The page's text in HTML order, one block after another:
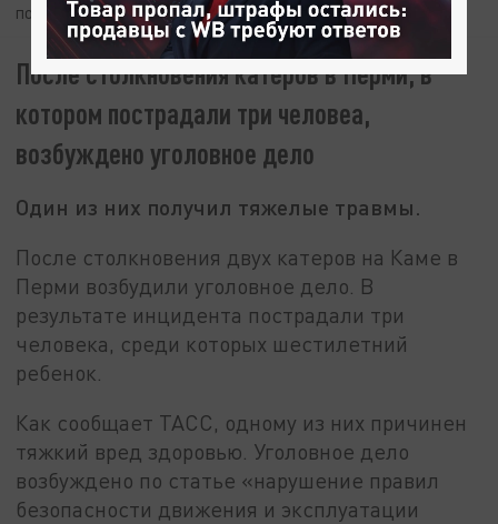
ПОДПИШИТЕСЬ:
После столкновения катеров в Перми, в
котором пострадали три человеа,
возбуждено уголовное дело
Один из них получил тяжелые травмы.
После столкновения двух катеров на Каме в
Перми возбудили уголовное дело. В
результате инцидента пострадали три
человека, среди которых шестилетний
ребенок.
Как сообщает ТАСС, одному из них причинен
тяжкий вред здоровью. Уголовное дело
возбуждено по статье «нарушение правил
безопасности движения и эксплуатации